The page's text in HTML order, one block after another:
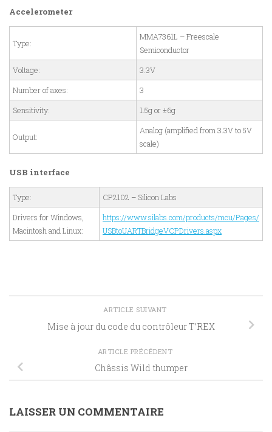
Accelerometer
Type:
MMA7361L – Freescale
Semiconductor
Voltage: 3.3V
Number of axes: 3
Sensitivity: 1.5g or ±6g
Output:
Analog (amplified from 3.3V to 5V
scale)
USB interface
Type: CP2102 – Silicon Labs
Drivers for Windows,
Macintosh and Linux:
https://www.silabs.com/products/mcu/Pages/
USBtoUARTBridgeVCPDrivers.aspx
ARTICLE SUIVANT
Mise à jour du code du contrôleur T’REX
ARTICLE PRÉCÉDENT
Châssis Wild thumper
LAISSER UN COMMENTAIRE